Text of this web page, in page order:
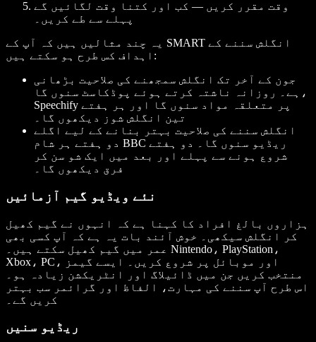
وقت مقرر کریں — کب اور کتنا وقت لگائیں گے
پہلے سے طے کریں۔
یہ چند مثالیں ہیں کہ آپ کے SMART انگلش سننے کے
اہداف کس طرح ہو سکتے ہیں:
جون کے آخر تک انگلش سمجھنے کی صلاحیت بڑھانی
ہے۔ روزانہ ناشتہ کرتے ہوئے پوڈکاسٹ سنوں گا،
Speechify پر متعلقہ مواد سنوں گا اور ہر ہفتے
تین انگلش شوز دیکھوں گا۔
انگلش سننے کی صلاحیت بہتر بنانے کے لیے اگلے
دو ہفتے ہر شام BBC ریڈیو سنوں گا۔ دو ہفتے
شروع ہونے سے پہلے اور بعد میں ایک شو سن کر
فرق دیکھوں گا۔
نئے ویڈیو گیم آزمائیں
ہزاروں بالغ افراد کا کہنا ہے کہ انہوں نے گیم کھیل
کر انگلش سیکھی۔ خوش آئند بات یہ ہے کہ آپ کسی بھی
عمر میں گیم کھیل سکتے ہیں۔ Nintendo، PlayStation،
Xbox، PC، اور موبائل پر شروع کریں۔ ایسے گیمز
منتخب کریں جن میں ڈائیلاگ اور انٹریکشن زیادہ ہو۔
اس طرح آپ سننے کی مہارت، الفاظ اور گرائمر سب بہتر
کریں گے۔
ریڈیو سنیں